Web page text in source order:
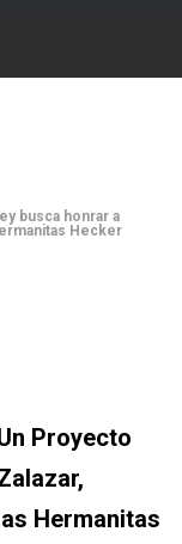
busca honrar a
Hecker
Proyecto
Hermanitas